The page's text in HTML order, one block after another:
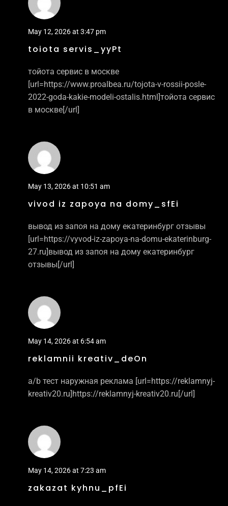
May 12, 2026 at 3:47 pm
toiota servis_yyPt
тойота сервис в москве
[url=https://www.proalbea.ru/tojota-v-rossii-posle-
2022-goda-kakie-modeli-ostalis.html]тойота сервис
в москве[/url]
May 13, 2026 at 10:51 am
vivod iz zapoya na domy_sfEi
вывод из запоя на дому екатеринбург отзывы
[url=https://vyvod-iz-zapoya-na-domu-ekaterinburg-
27.ru]вывод из запоя на дому екатеринбург
отзывы[/url]
May 14, 2026 at 6:54 am
reklamnii kreativ_deOn
a/b тест наружная реклама [url=https://reklamnyj-
kreativ20.ru]https://reklamnyj-kreativ20.ru[/url]
May 14, 2026 at 7:23 am
zakazat kyhnu_pfEi